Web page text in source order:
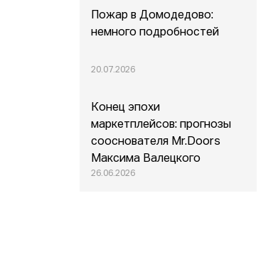
Пожар в Домодедово:
немного подробностей
20.07.2026
Конец эпохи
маркетплейсов: прогнозы
сооснователя Mr.Doors
Максима Валецкого
26.06.2026